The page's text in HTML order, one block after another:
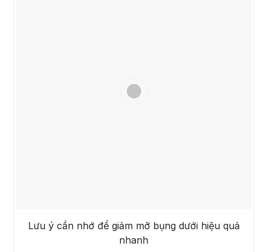
Lưu ý cần nhớ để giảm mỡ bụng dưới hiệu quả
nhanh